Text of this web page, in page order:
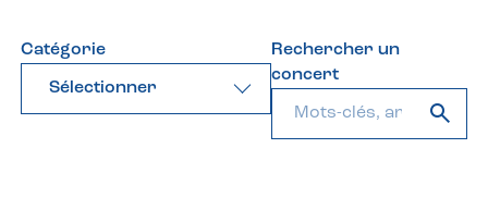
Catégorie
Sélectionner
Rechercher un
concert